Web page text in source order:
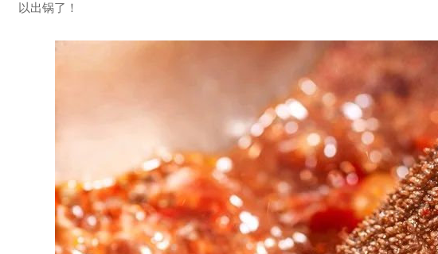
郑州名烟回收 郑州茅台酒回收
以出锅了！